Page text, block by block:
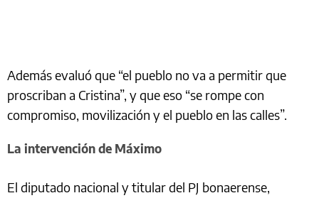
Además evaluó que “el pueblo no va a permitir que
proscriban a Cristina”, y que eso “se rompe con
compromiso, movilización y el pueblo en las calles”.
La intervención de Máximo
El diputado nacional y titular del PJ bonaerense,